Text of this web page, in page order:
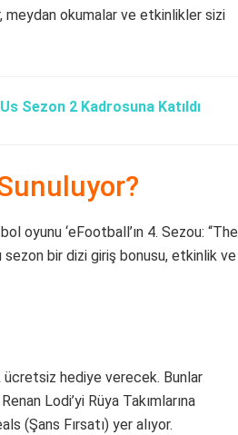
meydan okumalar ve etkinlikler sizi
Sezon 2 Kadrosuna Katıldı
oyunu ‘eFootball’ın 4. Sezou: “The
sezon bir dizi giriş bonusu, etkinlik ve
ücretsiz hediye verecek. Bunlar
Lodi’yi Rüya Takımlarına
(Şans Fırsatı) yer alıyor.